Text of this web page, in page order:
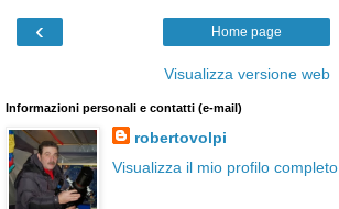
‹ Home page
Visualizza versione web
Informazioni personali e contatti (e-mail)
robertovolpi
Visualizza il mio profilo completo